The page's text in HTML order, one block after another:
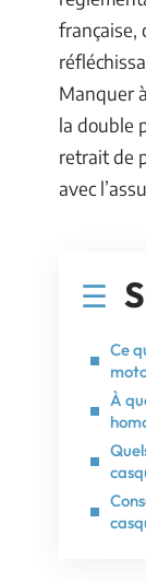
française,
Manquer
la double
retrait de
avec
Ce
À